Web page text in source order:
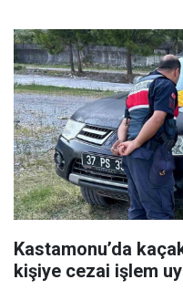
Kastamonu’da
kişiye cezai işlem